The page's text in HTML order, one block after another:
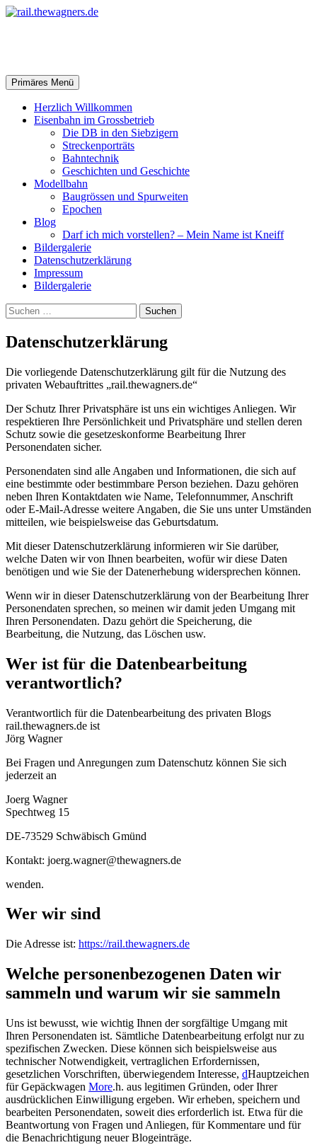
Zum
Suchen
Primäres Menü
Herzlich Willkommen
Eisenbahn im Grossbetrieb
Die DB in den Siebzigern
Streckenporträts
Bahntechnik
Geschichten und Geschichte
Modellbahn
Baugrössen und Spurweiten
Epochen
Blog
Darf ich mich vorstellen? – Mein Name ist Kneiff
Bildergalerie
Datenschutzerklärung
Impressum
Bildergalerie
Suchen
nach:
Datenschutzerklärung
Die vorliegende Datenschutzerklärung gilt für die Nutzung des
privaten Webauftrittes „rail.thewagners.de“
Der Schutz Ihrer Privatsphäre ist uns ein wichtiges Anliegen. Wir
respektieren Ihre Persönlichkeit und Privatsphäre und stellen deren
Schutz sowie die gesetzeskonforme Bearbeitung Ihrer
Personendaten sicher.
Personendaten sind alle Angaben und Informationen, die sich auf
eine bestimmte oder bestimmbare Person beziehen. Dazu gehören
neben Ihren Kontaktdaten wie Name, Telefonnummer, Anschrift
oder E-Mail-Adresse weitere Angaben, die Sie uns unter Umständen
mitteilen, wie beispielsweise das Geburtsdatum.
Mit dieser Datenschutzerklärung informieren wir Sie darüber,
welche Daten wir von Ihnen bearbeiten, wofür wir diese Daten
benötigen und wie Sie der Datenerhebung widersprechen können.
Wenn wir in dieser Datenschutzerklärung von der Bearbeitung Ihrer
Personendaten sprechen, so meinen wir damit jeden Umgang mit
Ihren Personendaten. Dazu gehört die Speicherung, die
Bearbeitung, die Nutzung, das Löschen usw.
Wer ist für die Datenbearbeitung
verantwortlich?
Verantwortlich für die Datenbearbeitung des privaten Blogs
rail.thewagners.de ist
Jörg Wagner
Bei Fragen und Anregungen zum Datenschutz können Sie sich
jederzeit an
Joerg Wagner
Spechtweg 15
DE-73529 Schwäbisch Gmünd
Kontakt: joerg.wagner@thewagners.de
wenden.
Wer wir sind
Die Adresse ist: https://rail.thewagners.de
Welche personenbezogenen Daten wir
sammeln und warum wir sie sammeln
Uns ist bewusst, wie wichtig Ihnen der sorgfältige Umgang mit
Ihren Personendaten ist. Sämtliche Datenbearbeitung erfolgt nur zu
spezifischen Zwecken. Diese können sich beispielsweise aus
technischer Notwendigkeit, vertraglichen Erfordernissen,
gesetzlichen Vorschriften, überwiegendem Interesse, dHauptzeichen
für Gepäckwagen More.h. aus legitimen Gründen, oder Ihrer
ausdrücklichen Einwilligung ergeben. Wir erheben, speichern und
bearbeiten Personendaten, soweit dies erforderlich ist. Etwa für die
Beantwortung von Fragen und Anliegen, für Kommentare und für
die Benachrichtigung neuer Blogeinträge.